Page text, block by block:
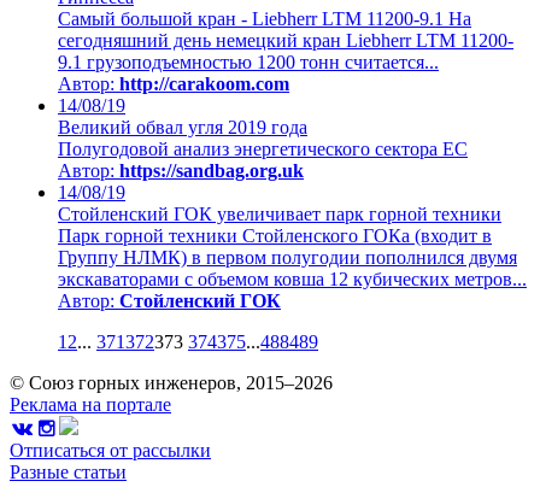
Самый большой кран - Liebherr LTM 11200-9.1 На
сегодняшний день немецкий кран Liebherr LTM 11200-
9.1 грузоподъемностью 1200 тонн считается...
Автор: http://carakoom.com
14/08/19
Великий обвал угля 2019 года
Полугодовой анализ энергетического сектора ЕС
Автор: https://sandbag.org.uk
14/08/19
Стойленский ГОК увеличивает парк горной техники
Парк горной техники Стойленского ГОКа (входит в
Группу НЛМК) в первом полугодии пополнился двумя
экскаваторами с объемом ковша 12 кубических метров...
Автор: Стойленский ГОК
1 2... 371372373 374375...488489
© Союз горных инженеров, 2015–2026
Реклама на портале
Отписаться от рассылки
Разные статьи